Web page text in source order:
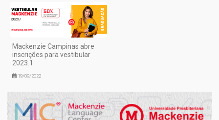
Mackenzie Campinas abre
inscrições para vestibular
2023.1
19/09/2022